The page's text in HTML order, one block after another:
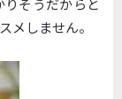
メしません。